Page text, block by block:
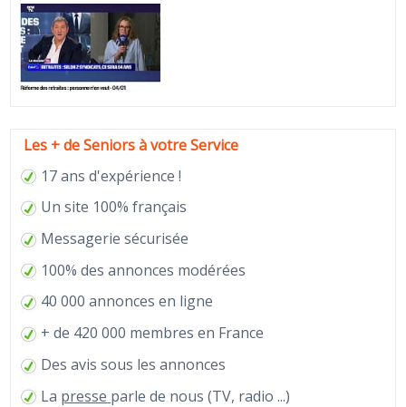
Les + de Seniors à votre Service
17 ans d'expérience !
Un site 100% français
Messagerie sécurisée
100% des annonces modérées
40 000 annonces en ligne
+ de 420 000 membres en France
Des avis sous les annonces
La presse parle de nous (TV, radio ...)